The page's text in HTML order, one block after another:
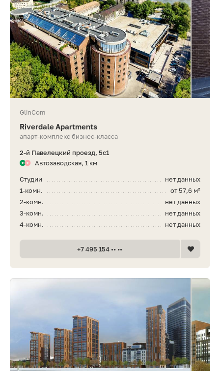
GlinCom
Riverdale Apartments
апарт-комплекс бизнес-класса
2-й Павелецкий проезд, 5с1
Автозаводская, 1 км
нет данных
Студии
от 57,6 м²
1-комн.
нет данных
2-комн.
нет данных
3-комн.
нет данных
4-комн.
+7 495 154 •• ••